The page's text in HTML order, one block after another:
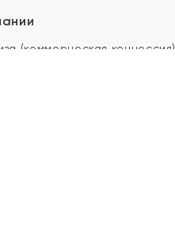
(коммерческая концессия)